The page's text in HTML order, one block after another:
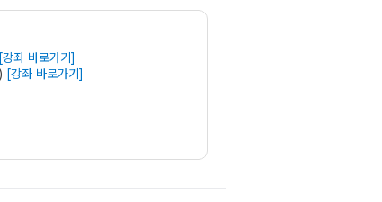
[강좌 바로가기]
[강좌 바로가기]